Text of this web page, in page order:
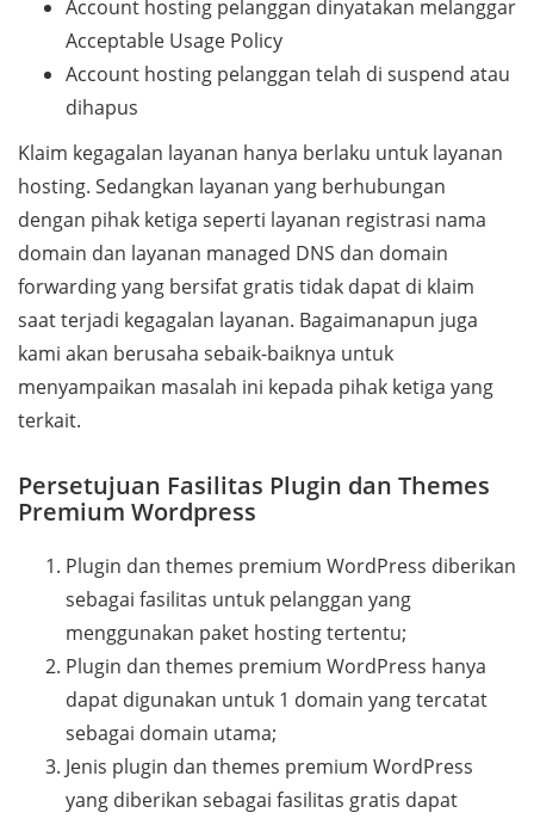
Account hosting pelanggan dinyatakan melanggar
Acceptable Usage Policy
Account hosting pelanggan telah di suspend atau
dihapus
Klaim kegagalan layanan hanya berlaku untuk layanan
hosting. Sedangkan layanan yang berhubungan
dengan pihak ketiga seperti layanan registrasi nama
domain dan layanan managed DNS dan domain
forwarding yang bersifat gratis tidak dapat di klaim
saat terjadi kegagalan layanan. Bagaimanapun juga
kami akan berusaha sebaik-baiknya untuk
menyampaikan masalah ini kepada pihak ketiga yang
terkait.
Persetujuan Fasilitas Plugin dan Themes
Premium Wordpress
Plugin dan themes premium WordPress diberikan
sebagai fasilitas untuk pelanggan yang
menggunakan paket hosting tertentu;
Plugin dan themes premium WordPress hanya
dapat digunakan untuk 1 domain yang tercatat
sebagai domain utama;
Jenis plugin dan themes premium WordPress
yang diberikan sebagai fasilitas gratis dapat